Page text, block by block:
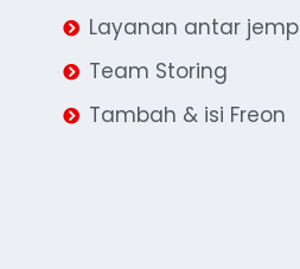
Layanan antar
Team Storing
Tambah & isi Freon